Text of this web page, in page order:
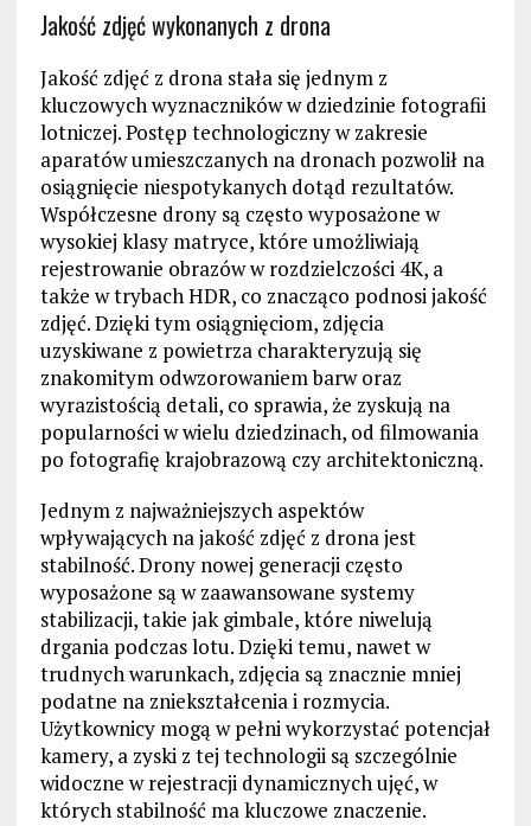
Jakość zdjęć wykonanych z drona
Jakość zdjęć z drona stała się jednym z
kluczowych wyznaczników w dziedzinie fotografii
lotniczej. Postęp technologiczny w zakresie
aparatów umieszczanych na dronach pozwolił na
osiągnięcie niespotykanych dotąd rezultatów.
Współczesne drony są często wyposażone w
wysokiej klasy matryce, które umożliwiają
rejestrowanie obrazów w rozdzielczości 4K, a
także w trybach HDR, co znacząco podnosi jakość
zdjęć. Dzięki tym osiągnięciom, zdjęcia
uzyskiwane z powietrza charakteryzują się
znakomitym odwzorowaniem barw oraz
wyrazistością detali, co sprawia, że zyskują na
popularności w wielu dziedzinach, od filmowania
po fotografię krajobrazową czy architektoniczną.
Jednym z najważniejszych aspektów
wpływających na jakość zdjęć z drona jest
stabilność. Drony nowej generacji często
wyposażone są w zaawansowane systemy
stabilizacji, takie jak gimbale, które niwelują
drgania podczas lotu. Dzięki temu, nawet w
trudnych warunkach, zdjęcia są znacznie mniej
podatne na zniekształcenia i rozmycia.
Użytkownicy mogą w pełni wykorzystać potencjał
kamery, a zyski z tej technologii są szczególnie
widoczne w rejestracji dynamicznych ujęć, w
których stabilność ma kluczowe znaczenie.